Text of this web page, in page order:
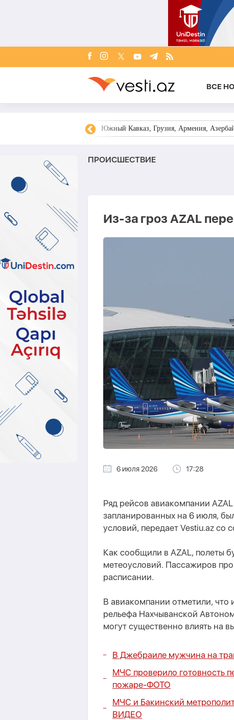
ВСЕ
Южный Кавказ, Грузия, Армения,
ПРОИСШЕСТВИЕ
Из-за гроз AZAL
6 июля 2026 17:28
Ряд рейсов авиакомпании
запланированных на 6 июля,
условий, передает Vestiu.az со
Как сообщили в AZAL, полеты
метеоусловий. Пассажиров
расписании.
В авиакомпании отметили, что
рельефа Нахчыванской
могут существенно влиять на
В Джебраиле мужчина на
МЧС проверило готовность
пожаре-ФОТО
МЧС и Бакинский
ВИДЕО